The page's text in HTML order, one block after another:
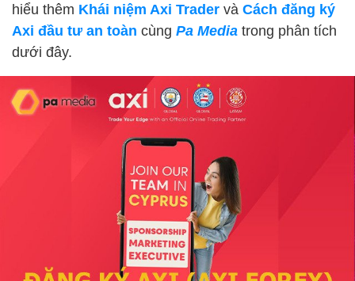
hiểu thêm Khái niệm Axi Trader và Cách đăng ký
Axi đầu tư an toàn cùng Pa Media trong phân tích
dưới đây.